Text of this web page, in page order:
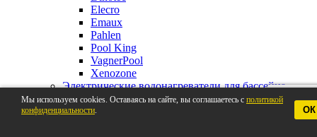
Elecro
Emaux
Pahlen
Pool King
VagnerPool
Xenozone
Электрические водонагреватели для бассейна
Назад
Электрические водонагреватели для
Мы используем cookies. Оставаясь на сайте, вы соглашаетесь с политикой
конфиденциальности. ОК